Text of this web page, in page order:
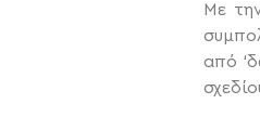
Με
από